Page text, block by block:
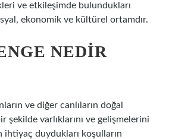
ve etkileşimde bulundukları
ekonomik ve kültürel ortamdır.
NEDIR
ve diğer canlıların doğal
şekilde varlıklarını ve gelişmelerini
duydukları koşulların